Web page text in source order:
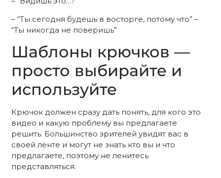
– “Ты сегодня будешь в восторге, потому что” –
“Ты никогда не поверишь”
Шаблоны крючков —
просто выбирайте и
используйте
Крючок должен сразу дать понять, для кого это
видео и какую проблему вы предлагаете
решить. Большинство зрителей увидят вас в
своей ленте и могут не знать кто вы и что
предлагаете, поэтому не ленитесь
представляться.